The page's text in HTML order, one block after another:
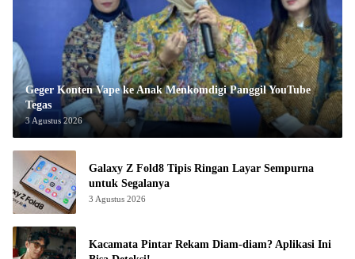
Geger Konten Vape ke Anak Menkomdigi Panggil YouTube
Tegas
3 Agustus 2026
Galaxy Z Fold8 Tipis Ringan Layar Sempurna
untuk Segalanya
3 Agustus 2026
Kacamata Pintar Rekam Diam-diam? Aplikasi Ini